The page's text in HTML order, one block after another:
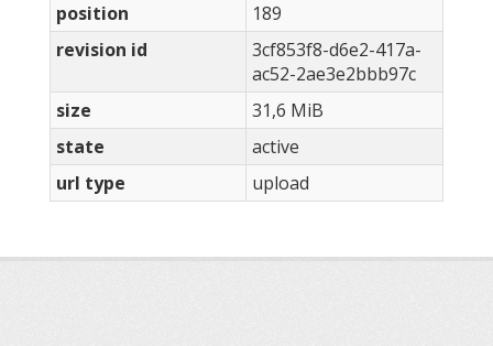
position
189
revision id
3cf853f8-d6e2-417a-
ac52-2ae3e2bbb97c
size
31,6 MiB
state
active
url type
upload